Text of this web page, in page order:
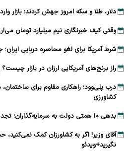
دلار، طلا و سکه امروز جهش کردند؛ بازار
وقتی کیف خبرنگاری نیم میلیارد تومان
شرط آمریکا برای لغو محاصره دریایی ایران؛
راز برنج‌های آمریکایی ارزان در بازار
درب پلی‌وود؛ راهکاری مقاوم برای ساختمان،
کشاورزی
بدهی ۱۰ همتی دولت به سرمایه‌گذاران؛ تجدیدپذیرها در بن‌بست
آقای وزیر! اگر به کشاورزان کمک نمی‌کنید،
نگیرید+ویدئو